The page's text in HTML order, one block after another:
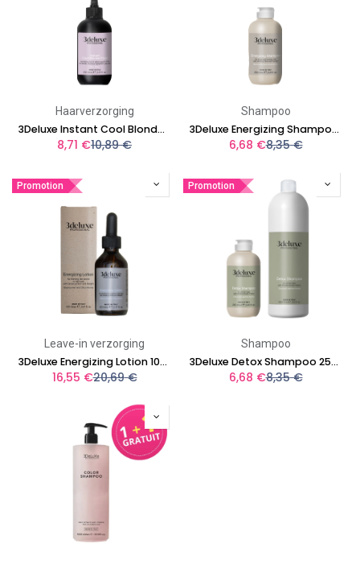
Haarverzorging
3Deluxe Instant Cool Blonde Fluid 250 ml
8,71 €10,89€
Shampoo
3Deluxe Energizing Shampoo 250ML
6,68 €8,35€
Promotion
Leave-in verzorging
3Deluxe Energizing Lotion 100ml
16,55 €20,69€
Promotion
Shampoo
3Deluxe Detox Shampoo 250ml
6,68 €8,35€